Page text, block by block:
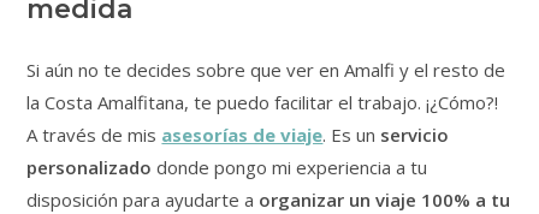
medida
Si aún no te decides sobre que ver en Amalfi y el resto de
la Costa Amalfitana, te puedo facilitar el trabajo. ¡¿Cómo?!
A través de mis asesorías de viaje. Es un servicio
personalizado donde pongo mi experiencia a tu
disposición para ayudarte a organizar un viaje 100% a tu